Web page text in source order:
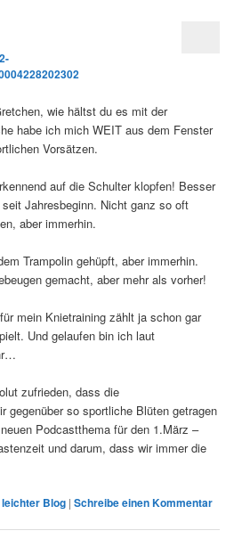
wie hältst du es mit der
habe ich mich WEIT aus dem Fenster
Vorsätzen.
auf die Schulter klopfen! Besser
Jahresbeginn. Nicht ganz so oft
aber immerhin.
Trampolin gehüpft, aber immerhin.
gemacht, aber mehr als vorher!
mein Knietraining zählt ja schon gar
Und gelaufen bin ich laut
zufrieden, dass die
gegenüber so sportliche Blüten getragen
Podcastthema für den 1.März –
und darum, dass wir immer die
leichter Blog |Schreibe einen Kommentar